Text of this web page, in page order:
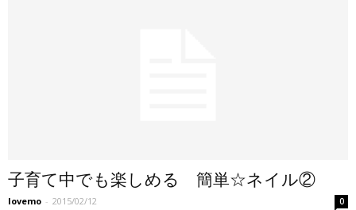
子育て中でも楽しめる 簡単☆ネイル②
lovemo - 2015/02/12 0